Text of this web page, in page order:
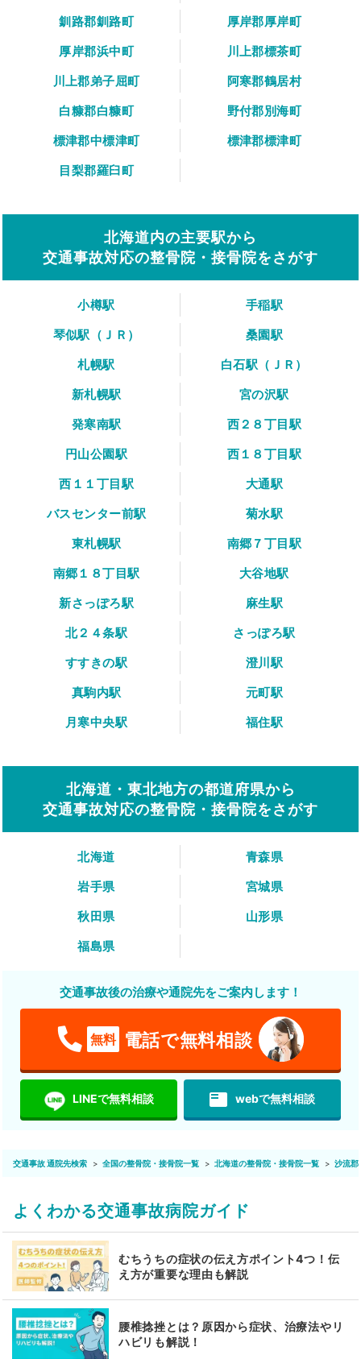
釧路郡釧路町
厚岸郡厚岸町
厚岸郡浜中町
川上郡標茶町
川上郡弟子屈町
阿寒郡鶴居村
白糠郡白糠町
野付郡別海町
標津郡中標津町
標津郡標津町
目梨郡羅臼町
北海道内の主要駅から
交通事故対応の整骨院・接骨院をさがす
小樽駅
手稲駅
琴似駅（ＪＲ）
桑園駅
札幌駅
白石駅（ＪＲ）
新札幌駅
宮の沢駅
発寒南駅
西２８丁目駅
円山公園駅
西１８丁目駅
西１１丁目駅
大通駅
バスセンター前駅
菊水駅
東札幌駅
南郷７丁目駅
南郷１８丁目駅
大谷地駅
新さっぽろ駅
麻生駅
北２４条駅
さっぽろ駅
すすきの駅
澄川駅
真駒内駅
元町駅
月寒中央駅
福住駅
北海道・東北地方の都道府県から
交通事故対応の整骨院・接骨院をさがす
北海道
青森県
岩手県
宮城県
秋田県
山形県
福島県
交通事故後の治療や通院先をご案内します！
無料 電話で無料相談
LINEで無料相談 featured_play_list webで無料相談
交通事故 通院先検索 全国の整骨院・接骨院一覧 北海道の整骨院・接骨院一覧 沙流郡
よくわかる交通事故病院ガイド
むちうちの症状の伝え方ポイント4つ！伝
え方が重要な理由も解説
腰椎捻挫とは？原因から症状、治療法やリ
ハビリも解説！